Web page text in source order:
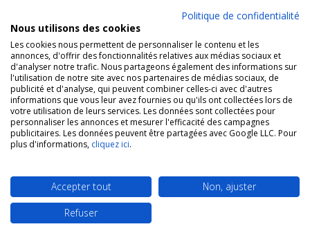
La Boutique des Chrétiens © | La boutique religieuse chrétienne de
référence !.
Politique de confidentialité
Nous utilisons des cookies
Les cookies nous permettent de personnaliser le contenu et les
annonces, d'offrir des fonctionnalités relatives aux médias sociaux et
d'analyser notre trafic. Nous partageons également des informations sur
l'utilisation de notre site avec nos partenaires de médias sociaux, de
publicité et d'analyse, qui peuvent combiner celles-ci avec d'autres
informations que vous leur avez fournies ou qu'ils ont collectées lors de
votre utilisation de leurs services. Les données sont collectées pour
personnaliser les annonces et mesurer l'efficacité des campagnes
publicitaires. Les données peuvent être partagées avec Google LLC. Pour
plus d'informations, cliquez ici.
Accepter tout
Non, ajuster
Refuser